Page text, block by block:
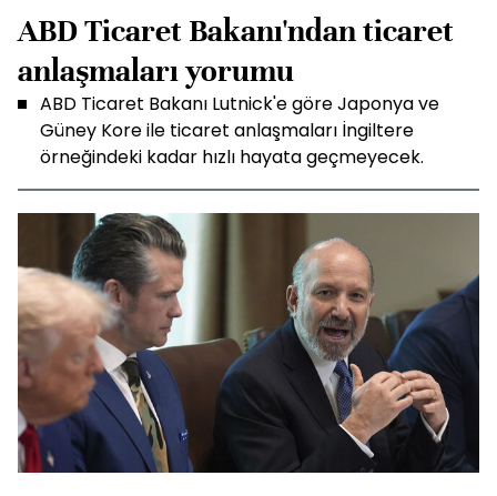
ABD Ticaret Bakanı'ndan ticaret
anlaşmaları yorumu
ABD Ticaret Bakanı Lutnick'e göre Japonya ve
Güney Kore ile ticaret anlaşmaları İngiltere
örneğindeki kadar hızlı hayata geçmeyecek.